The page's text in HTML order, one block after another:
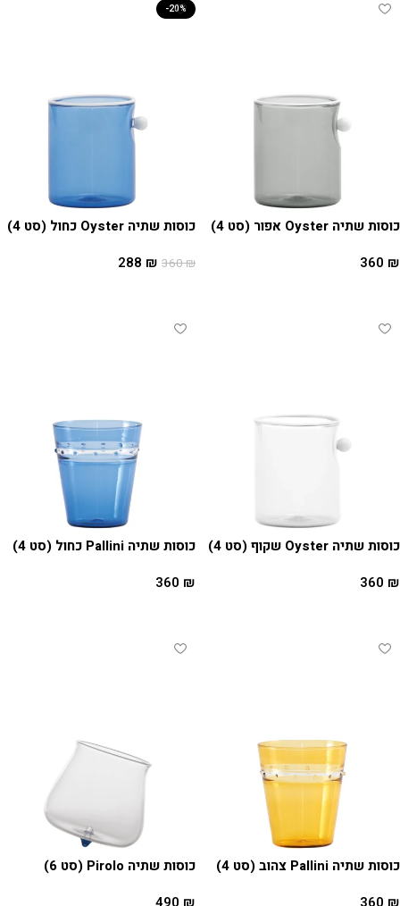
כוסות שתיה Oyster אפור (סט 4)
360 ₪
-20%
כוסות שתיה Oyster כחול (סט 4)
360₪
288 ₪
כוסות שתיה Oyster שקוף (סט 4)
360 ₪
כוסות שתיה Pallini כחול (סט 4)
360 ₪
כוסות שתיה Pallini צהוב (סט 4)
כוסות שתיה Pirolo (סט 6)